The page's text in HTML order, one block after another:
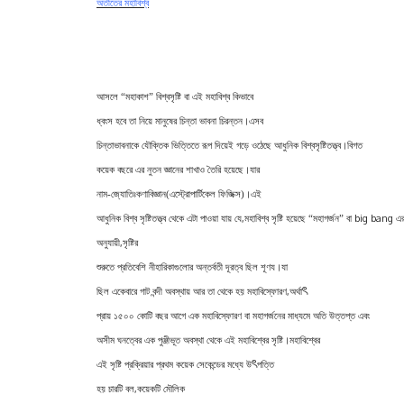
অতীতের মহাবিশ্ব
আসলে “মহাকাশ” বিশ্বসৃষ্টি বা এই মহাবিশ্ব কিভাবে
ধ্বংস হবে তা নিয়ে মানুষের চিন্তা ভাবনা চিরন্তন ।এসব
চিন্তাভাবনাকে যৌক্তিক ভিত্তিতে রূপ দিয়েই গড়ে ওঠেছে আধুনিক বিশ্বসৃষ্টিতত্ত্ব।বিগত
কয়েক বছরে এর নুতন জ্ঞানের শাখাও তৈরি হয়েছে ।যার
নাম-জ্যোতিঃকণাবিজ্ঞান(এস্ট্রোপার্টিকেল ফিজিক্স) ।এই
আধুনিক বিশ্ব সৃষ্টিতত্ত্ব থেকে এটা পাওয়া যায় যে,মহাবিশ্ব সৃষ্টি হয়েছে “মহাগর্জন” বা big bang
অনুযায়ী,সৃষ্টির
শুরুতে প্রতিবেশি নীহারিকাগুলোর অন্তর্বতী দূরত্ব ছিল শূণয ।যা
ছিল একেবারে গাট বন্দী অবস্থায় আর তা থেকে হয় মহাবিস্ফোরণ,অর্থাৎ
প্রায় ১৫০০ কোটি বছর আগে এক মহাবিস্ফোরণ বা মহাগর্জনের মাধ্যমে অতি উত্তপ্ত এবং
অসীম ঘনত্বের এক পুঞ্জীভূত অবস্থা থেকে এই মহাবিশ্বের সৃষ্টি ।মহাবিশ্বের
এই সৃষ্টি প্রক্রিয়ার প্রথম কয়েক সেকেন্ডের মধ্যে উৎপত্তি
হয় চারটি বল,কয়েকটি মৌলিক